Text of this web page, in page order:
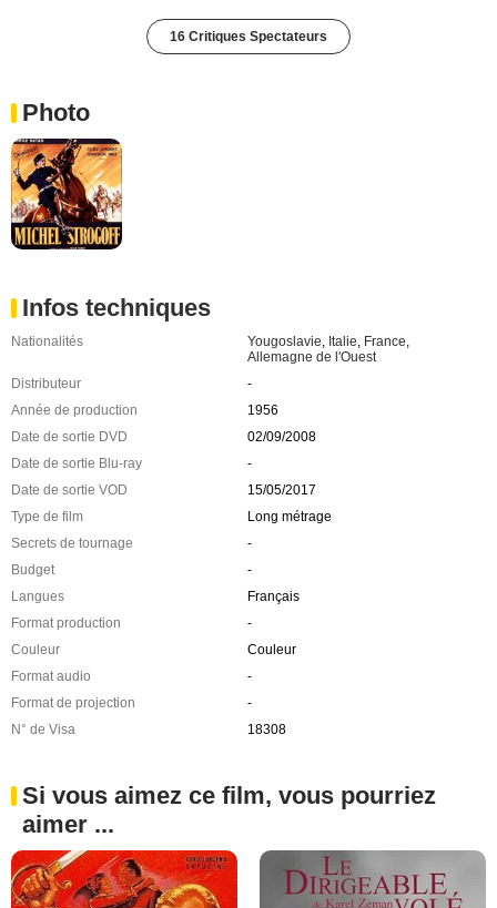
16 Critiques Spectateurs
Photo
Infos techniques
Nationalités Yougoslavie Italie France
Allemagne de l'Ouest
Distributeur
-
Année de production
1956
Date de sortie DVD
02/09/2008
Date de sortie Blu-ray
-
Date de sortie VOD
15/05/2017
Type de film
Long métrage
Secrets de tournage
-
Budget
-
Langues
Français
Format production
-
Couleur
Couleur
Format audio
-
Format de projection
-
N° de Visa
18308
Si vous aimez ce film, vous pourriez
aimer ...